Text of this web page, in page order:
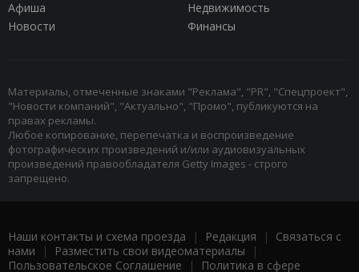
Афиша
Недвижимость
Новости
Финансы
Материалы, отмеченные знаками "Реклама", "PR", "Спецпроект",
"Новости компаний", "Актуально", "Промо", публикуются на
правах рекламы.
Любое копирование, перепечатка и воспроизведение
фотографических произведений и/или аудиовизуальных
произведений правообладателя Getty Images - строго
запрещено.
Наши контакты и схема проезда | Редакция | Связаться с
нами | Разместить свои видеоматериалы |
Пользовательское Соглашение | Политика в сфере